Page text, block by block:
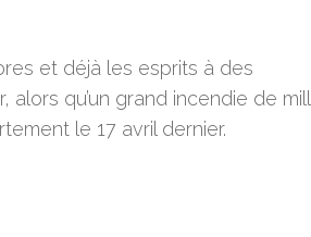
et déjà les esprits à des
alors qu’un grand incendie de
le 17 avril dernier.